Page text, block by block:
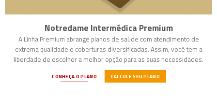
Notredame Intermédica Premium
A Linha Premium abrange planos de saúde com atendimento de
extrema qualidade e coberturas diversificadas. Assim, você tem a
liberdade de escolher a melhor opção para as suas necessidades.
CONHEÇA O PLANO CALCULE SEU PLANO